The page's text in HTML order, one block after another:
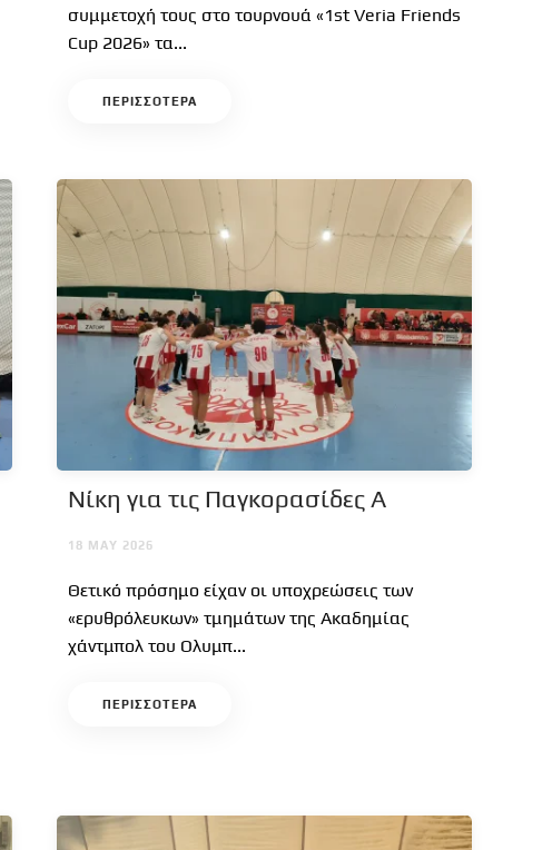
συμμετοχή τους στο τουρνουά «1st Veria Friends
Cup 2026» τα...
ΠΕΡΙΣΣΟΤΕΡΑ
Νίκη για τις Παγκορασίδες Α
18 MAY 2026
Θετικό πρόσημο είχαν οι υποχρεώσεις των
«ερυθρόλευκων» τμημάτων της Ακαδημίας
χάντμπολ του Ολυμπ...
ΠΕΡΙΣΣΟΤΕΡΑ